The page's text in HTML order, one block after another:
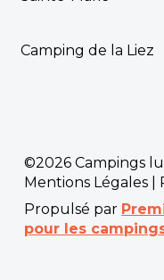
Camping de la Liez
©2026 Campings
Mentions Légales
Propulsé par
pour les